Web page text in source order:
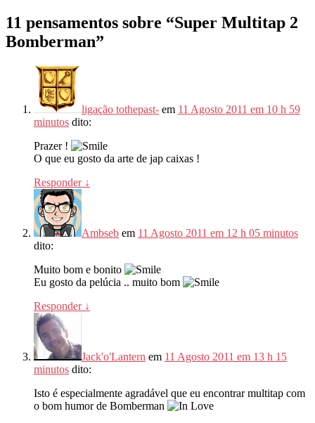
11 pensamentos sobre “Super Multitap 2
Bomberman”
ligação tothepast- em 11 Agosto 2011 em 10 h 59
minutos dito:
Prazer !
O que eu gosto da arte de jap caixas !
Responder ↓
Ambseb em 11 Agosto 2011 em 12 h 05 minutos
dito:
Muito bom e bonito
Eu gosto da pelúcia .. muito bom
Responder ↓
Jack'o'Lantern em 11 Agosto 2011 em 13 h 15
minutos dito:
Isto é especialmente agradável que eu encontrar multitap com
o bom humor de Bomberman